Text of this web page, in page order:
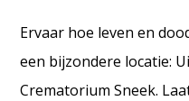
Ervaar hoe leven en
een bijzondere locatie:
Crematorium Sneek.